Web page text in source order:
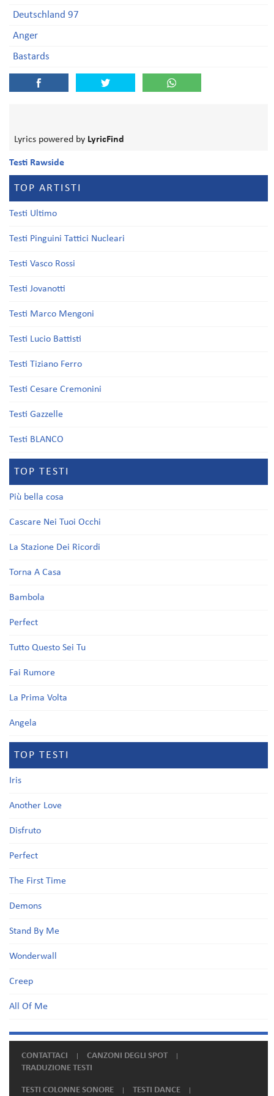
Deutschland 97
Anger
Bastards
Lyrics powered by LyricFind
Testi Rawside
TOP ARTISTI
Testi Ultimo
Testi Pinguini Tattici Nucleari
Testi Vasco Rossi
Testi Jovanotti
Testi Marco Mengoni
Testi Lucio Battisti
Testi Tiziano Ferro
Testi Cesare Cremonini
Testi Gazzelle
Testi BLANCO
TOP TESTI
Più bella cosa
Cascare Nei Tuoi Occhi
La Stazione Dei Ricordi
Torna A Casa
Bambola
Perfect
Tutto Questo Sei Tu
Fai Rumore
La Prima Volta
Angela
TOP TESTI
Iris
Another Love
Disfruto
Perfect
The First Time
Demons
Stand By Me
Wonderwall
Creep
All Of Me
CONTATTACI
CANZONI DEGLI SPOT
TRADUZIONE TESTI
TESTI COLONNE SONORE TESTI DANCE